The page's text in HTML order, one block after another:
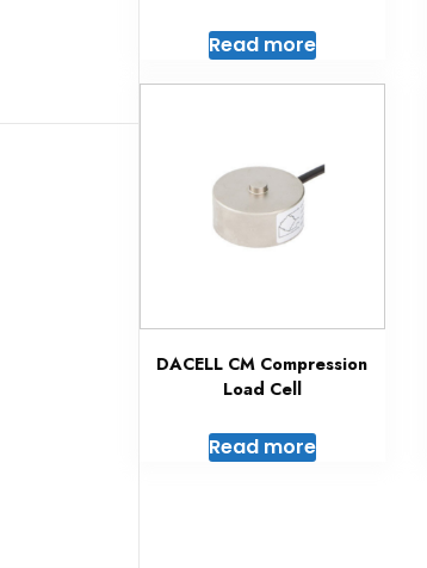
Read more
DACELL CM Compression
Load Cell
Read more